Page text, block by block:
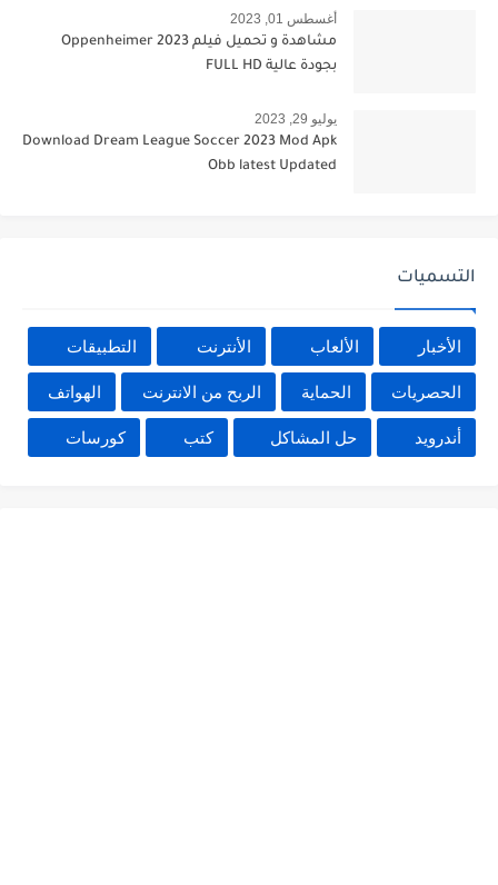
أغسطس 01, 2023
مشاهدة و تحميل فيلم Oppenheimer 2023
بجودة عالية FULL HD
يوليو 29, 2023
Download Dream League Soccer 2023 Mod Apk
Obb latest Updated
التسميات
الأخبار الألعاب الأنترنت التطبيقات
الحصريات الحماية الربح من الانترنت الهواتف
أندرويد حل المشاكل كتب كورسات